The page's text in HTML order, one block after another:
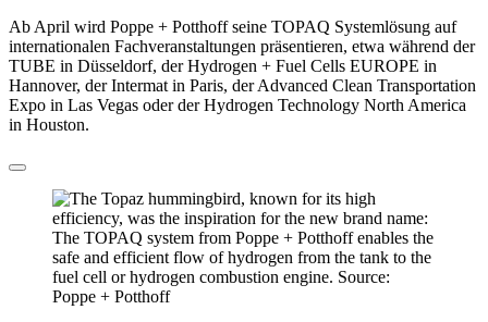
Ab April wird Poppe + Potthoff seine TOPAQ Systemlösung auf
internationalen Fachveranstaltungen präsentieren, etwa während der
TUBE in Düsseldorf, der Hydrogen + Fuel Cells EUROPE in
Hannover, der Intermat in Paris, der Advanced Clean Transportation
Expo in Las Vegas oder der Hydrogen Technology North America
in Houston.